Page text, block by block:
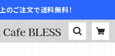
ご注文で送料無料！